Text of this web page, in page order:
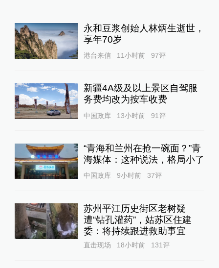
永和豆浆创始人林炳生逝世，
享年70岁
港台来信 11小时前 97评
新疆4A级及以上景区自驾服
务费均改为按车收费
中国政库 13小时前 91评
“青海和兰州在抢一碗面？”青
海媒体：这种说法，格局小了
中国政库 9小时前 37评
苏州平江历史街区老树疑
遭“钻孔灌药”，姑苏区住建
委：将持续跟进救助事宜
直击现场 18小时前 131评